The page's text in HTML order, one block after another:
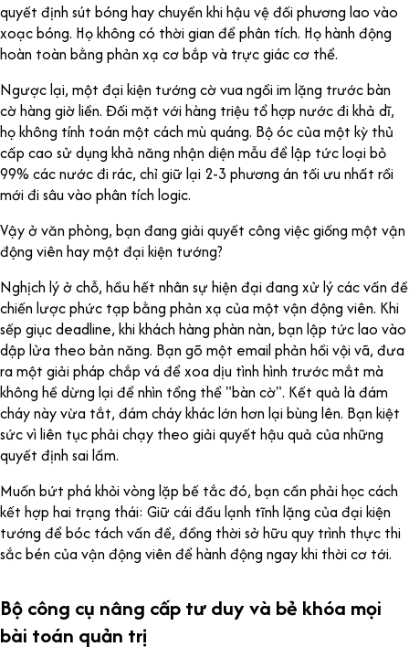
quyết định sút bóng hay chuyền khi hậu vệ đối phương lao vào
xoạc bóng. Họ không có thời gian để phân tích. Họ hành động
hoàn toàn bằng phản xạ cơ bắp và trực giác cơ thể.
Ngược lại, một đại kiện tướng cờ vua ngồi im lặng trước bàn
cờ hàng giờ liền. Đối mặt với hàng triệu tổ hợp nước đi khả dĩ,
họ không tính toán một cách mù quáng. Bộ óc của một kỳ thủ
cấp cao sử dụng khả năng nhận diện mẫu để lập tức loại bỏ
99% các nước đi rác, chỉ giữ lại 2-3 phương án tối ưu nhất rồi
mới đi sâu vào phân tích logic.
Vậy ở văn phòng, bạn đang giải quyết công việc giống một vận
động viên hay một đại kiện tướng?
Nghịch lý ở chỗ, hầu hết nhân sự hiện đại đang xử lý các vấn đề
chiến lược phức tạp bằng phản xạ của một vận động viên. Khi
sếp giục deadline, khi khách hàng phàn nàn, bạn lập tức lao vào
dập lửa theo bản năng. Bạn gõ một email phản hồi vội vã, đưa
ra một giải pháp chắp vá để xoa dịu tình hình trước mắt mà
không hề dừng lại để nhìn tổng thể "bàn cờ". Kết quả là đám
cháy này vừa tắt, đám cháy khác lớn hơn lại bùng lên. Bạn kiệt
sức vì liên tục phải chạy theo giải quyết hậu quả của những
quyết định sai lầm.
Muốn bứt phá khỏi vòng lặp bế tắc đó, bạn cần phải học cách
kết hợp hai trạng thái: Giữ cái đầu lạnh tĩnh lặng của đại kiện
tướng để bóc tách vấn đề, đồng thời sở hữu quy trình thực thi
sắc bén của vận động viên để hành động ngay khi thời cơ tới.
Bộ công cụ nâng cấp tư duy và bẻ khóa mọi
bài toán quản trị